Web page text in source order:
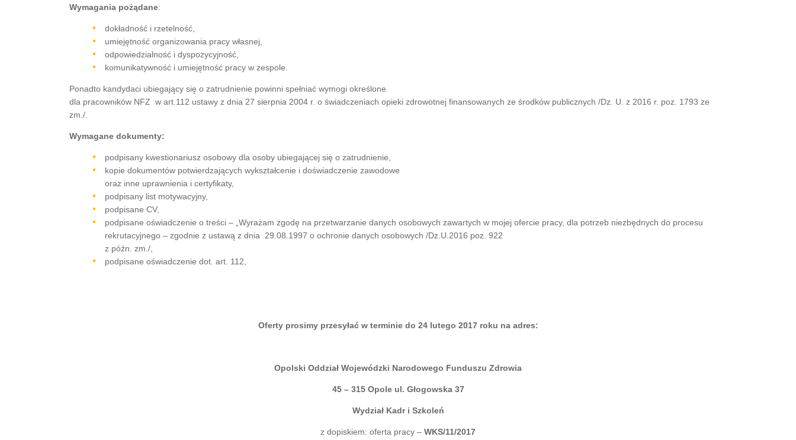
Wymagania pożądane:
dokładność i rzetelność,
umiejętność organizowania pracy własnej,
odpowiedzialność i dyspozycyjność,
komunikatywność i umiejętność pracy w zespole.
Ponadto kandydaci ubiegający się o zatrudnienie powinni spełniać wymogi określone
dla pracowników NFZ w art.112 ustawy z dnia 27 sierpnia 2004 r. o świadczeniach opieki zdrowotnej finansowanych ze środków publicznych /Dz. U. z 2016 r. poz. 1793 ze
zm./.
Wymagane dokumenty:
podpisany kwestionariusz osobowy dla osoby ubiegającej się o zatrudnienie,
kopie dokumentów potwierdzających wykształcenie i doświadczenie zawodowe
oraz inne uprawnienia i certyfikaty,
podpisany list motywacyjny,
podpisane CV,
podpisane oświadczenie o treści – „Wyrażam zgodę na przetwarzanie danych osobowych zawartych w mojej ofercie pracy, dla potrzeb niezbędnych do procesu
rekrutacyjnego – zgodnie z ustawą z dnia 29.08.1997 o ochronie danych osobowych /Dz.U.2016 poz. 922
z późn. zm./,
podpisane oświadczenie dot. art. 112,
Oferty prosimy przesyłać w terminie do 24 lutego 2017 roku na adres:
Opolski Oddział Wojewódzki Narodowego Funduszu Zdrowia
45 – 315 Opole ul. Głogowska 37
Wydział Kadr i Szkoleń
z dopiskiem: oferta pracy – WKS/11/2017